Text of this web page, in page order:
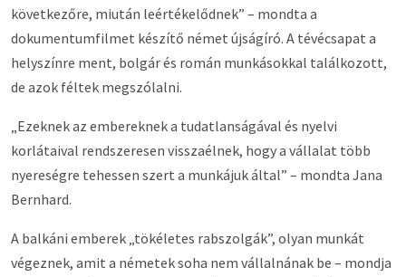
következőre, miután leértékelődnek” – mondta a
dokumentumfilmet készítő német újságíró. A tévécsapat a
helyszínre ment, bolgár és román munkásokkal találkozott,
de azok féltek megszólalni.
„Ezeknek az embereknek a tudatlanságával és nyelvi
korlátaival rendszeresen visszaélnek, hogy a vállalat több
nyereségre tehessen szert a munkájuk által” – mondta Jana
Bernhard.
A balkáni emberek „tökéletes rabszolgák”, olyan munkát
végeznek, amit a németek soha nem vállalnának be – mondja